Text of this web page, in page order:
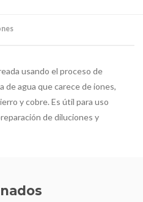
usando el proceso de
de agua que carece de iones,
y cobre. Es útil para uso
de diluciones y